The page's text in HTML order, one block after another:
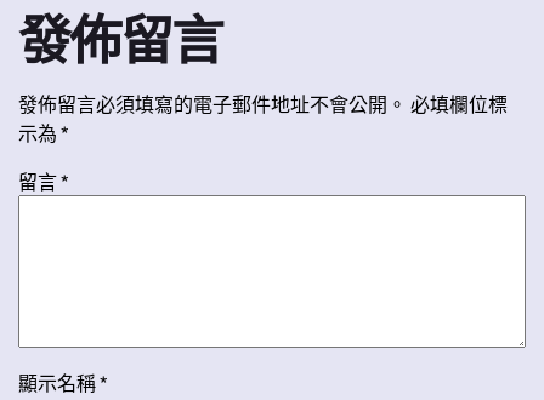
發佈留言
發佈留言必須填寫的電子郵件地址不會公開。 必填欄位標
示為*
留言*
顯示名稱*